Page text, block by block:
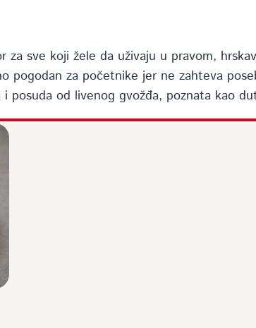
sve koji žele da uživaju u pravom,
pogodan za početnike jer ne zahteva
posuda od livenog gvožđa, poznata kao